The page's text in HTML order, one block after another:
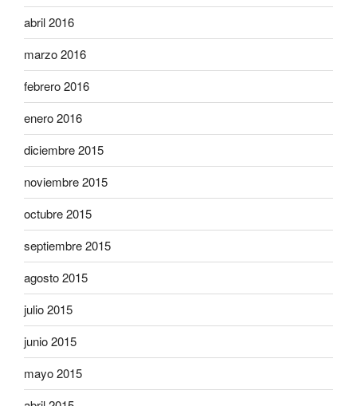
abril 2016
marzo 2016
febrero 2016
enero 2016
diciembre 2015
noviembre 2015
octubre 2015
septiembre 2015
agosto 2015
julio 2015
junio 2015
mayo 2015